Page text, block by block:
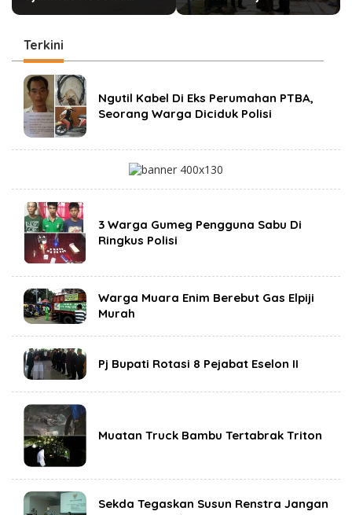
Dampingi Warganya
Di Lokasi Rencana
Pembangunan Flyover
HAKAZA di sembelih di
Terkini
i
n
i
l
a
r
a
e
n
m
c
o
.
i
d
Ngutil Kabel Di Eks Perumahan PTBA,
Seorang Warga Diciduk Polisi
3 Warga Gumeg Pengguna Sabu Di
Ringkus Polisi
Warga Muara Enim Berebut Gas Elpiji
Murah
Pj Bupati Rotasi 8 Pejabat Eselon II
Muatan Truck Bambu Tertabrak Triton
Sekda Tegaskan Susun Renstra Jangan